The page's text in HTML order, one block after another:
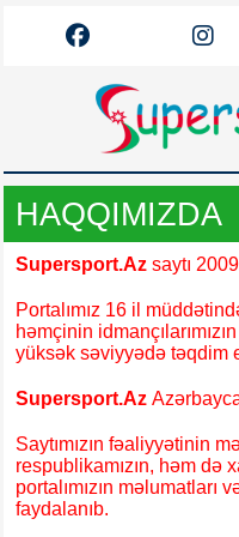
Haqqımızda
Əlaqə
Arxiv
Futbol
Azərbaycan
Premyer Liqa
Superliqa
Canlı
HAQQIMIZDA
Supersport.Azsaytı
Portalımız 16 il
həmçinin
yüksək səviyyədə təqdim
Supersport.Az
Saytımızın fəaliyyətinin
respublikamızın, həm də
portalımızın məlumatları
faydalanıb.